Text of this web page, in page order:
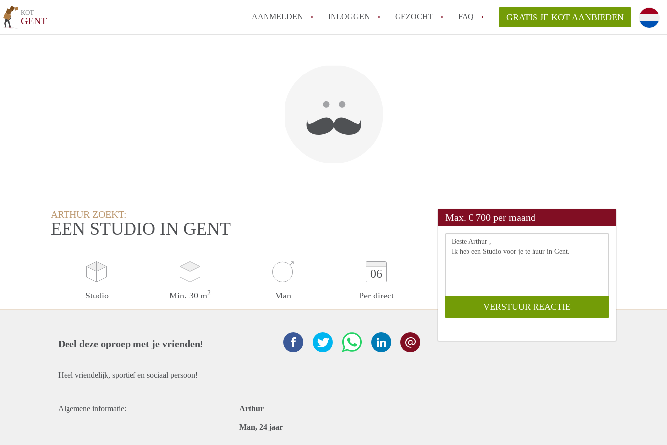
KOT
GENT AANMELDEN INLOGGEN GEZOCHT FAQ GRATIS JE KOT AANBIEDEN
ARTHUR ZOEKT:
EEN STUDIO IN GENT
Studio Min. 30 m2 Man
06
Per direct
Max. € 700 per maand
Deel deze oproep met je vrienden!
Heel vriendelijk, sportief en sociaal persoon!
Algemene informatie: Arthur
Man, 24 jaar